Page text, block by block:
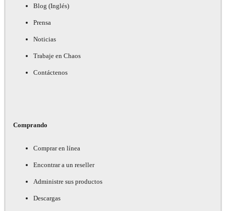
Blog (Inglés)
Prensa
Noticias
Trabaje en Chaos
Contáctenos
Comprando
Comprar en línea
Encontrar a un reseller
Administre sus productos
Descargas